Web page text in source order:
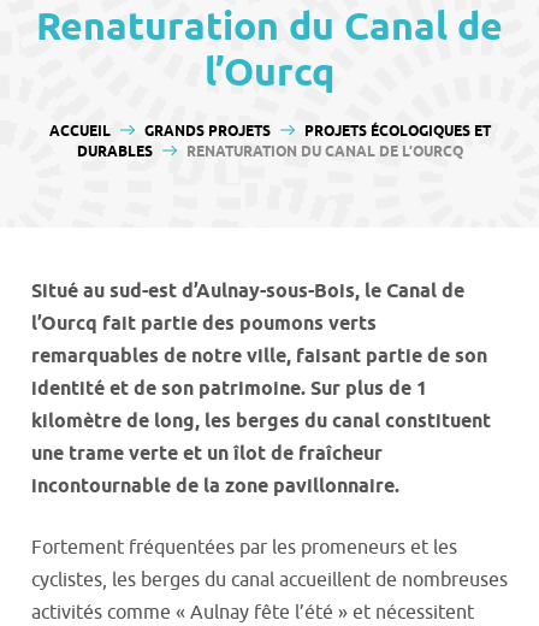
Renaturation du Canal de
l’Ourcq
VOUS ÊTES ICI :
ACCUEIL GRANDS PROJETS
PROJETS ÉCOLOGIQUES ET
DURABLES
RENATURATION DU CANAL DE L’OURCQ
Situé au sud-est d’Aulnay-sous-Bois, le Canal de
l’Ourcq fait partie des poumons verts
remarquables de notre ville, faisant partie de son
identité et de son patrimoine. Sur plus de 1
kilomètre de long, les berges du canal constituent
une trame verte et un îlot de fraîcheur
incontournable de la zone pavillonnaire.
Fortement fréquentées par les promeneurs et les
cyclistes, les berges du canal accueillent de nombreuses
activités comme « Aulnay fête l’été » et nécessitent